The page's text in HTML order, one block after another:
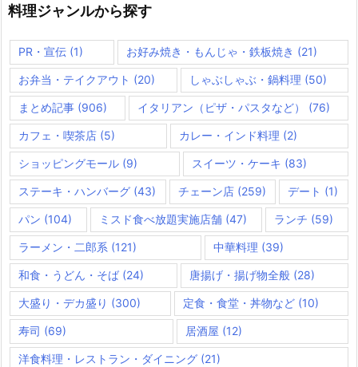
料理ジャンルから探す
PR・宣伝 (1) お好み焼き・もんじゃ・鉄板焼き (21)
お弁当・テイクアウト (20) しゃぶしゃぶ・鍋料理 (50)
まとめ記事 (906) イタリアン（ピザ・パスタなど） (76)
カフェ・喫茶店 (5) カレー・インド料理 (2)
ショッピングモール (9) スイーツ・ケーキ (83)
ステーキ・ハンバーグ (43) チェーン店(259) デート (1)
パン (104) ミスド食べ放題実施店舗 (47) ランチ (59)
ラーメン・二郎系 (121) 中華料理 (39)
和食・うどん・そば (24) 唐揚げ・揚げ物全般 (28)
大盛り・デカ盛り (300) 定食・食堂・丼物など(10)
寿司 (69) 居酒屋 (12)
洋食料理・レストラン・ダイニング (21)